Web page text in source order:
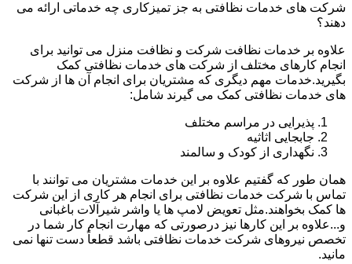
شرکت های خدمات نظافتی به جز تمیزکاری چه خدماتی ارائه می
دهند؟
علاوه بر خدمات نظافت شرکت و نظافت منزل می توانید برای
انجام کارهای مختلف از شرکت های خدمات نظافتی کمک
بگیرید.خدمات مهم دیگری که مشتریان برای انجام آن ها از شرکت
های خدمات نظافتی کمک می گیرند شامل:
پذیرایی در مراسم مختلف
جابجایی اثاثیه
نگهداری از کودک و سالمند
همان طور که گفتیم علاوه بر این خدمات مشتریان می توانند با
تماس با شرکت خدمات نظافتی برای انجام هر کاری از این شرکت
ها کمک بخواهند.مثل تعویض لامپ ها یا واشر شیرآلات باغبانی
و...علاوه بر این کارها نیز درصورتی که مهارت انجام کار شما در
تخصص نیروهای شرکت خدمات نظافتی باشد قطعاً دست تنها نمی
مانید.